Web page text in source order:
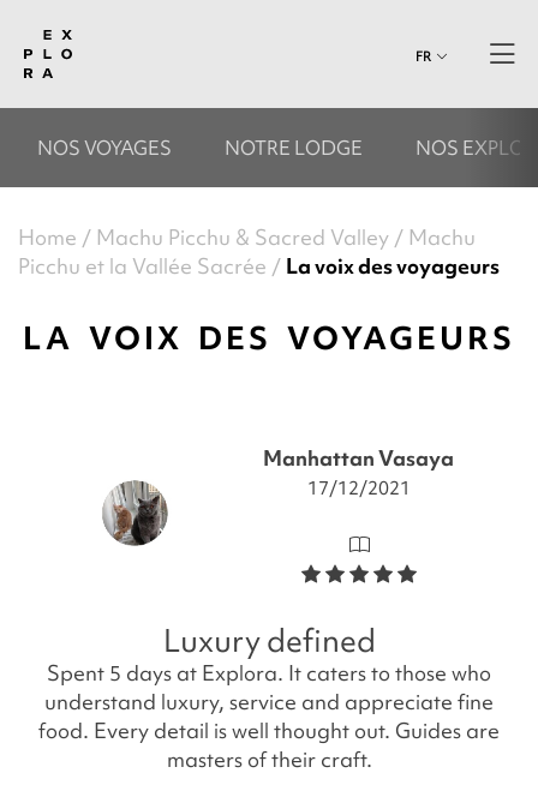
FR
NOS VOYAGES NOTRE LODGE NOS
Home Machu Picchu & Sacred Valley
Machu
Picchu et la Vallée Sacrée
La voix des voyageurs
LA VOIX DES VOYAGEURS
Manhattan Vasaya
17/12/2021
Luxury defined
Spent 5 days at Explora. It caters to those who
understand luxury, service and appreciate fine
food. Every detail is well thought out. Guides are
masters of their craft.